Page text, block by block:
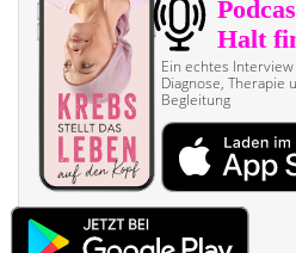
Ein echtes
Diagnose, Therapie
Begleitung